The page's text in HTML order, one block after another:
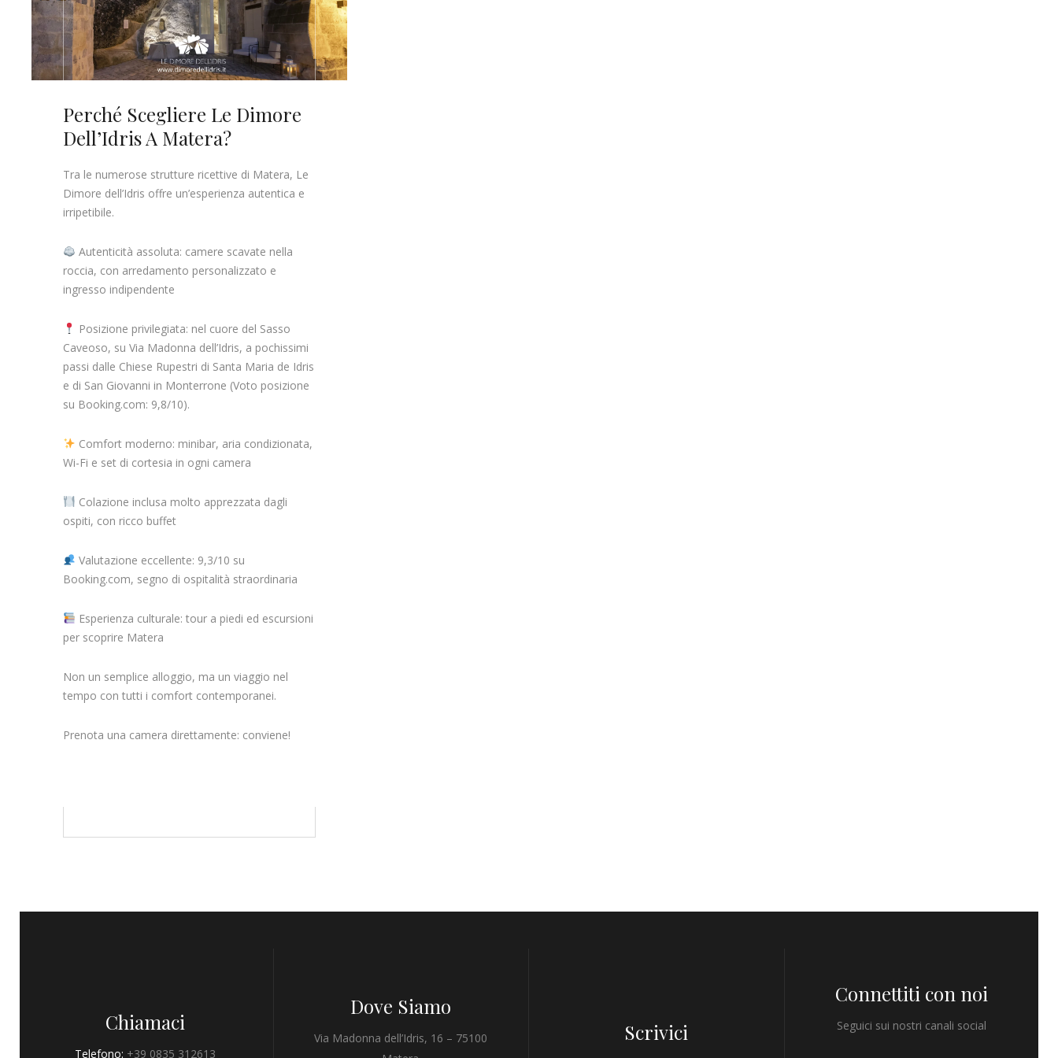
Perché Scegliere Le Dimore
Dell’Idris A Matera?
Tra le numerose strutture ricettive di Matera, Le
Dimore dell’Idris offre un’esperienza autentica e
irripetibile.
Autenticità assoluta: camere scavate nella
roccia, con arredamento personalizzato e
ingresso indipendente
Posizione privilegiata: nel cuore del Sasso
Caveoso, su Via Madonna dell’Idris, a pochissimi
passi dalle Chiese Rupestri di Santa Maria de Idris
e di San Giovanni in Monterrone (Voto posizione
su Booking.com: 9,8/10).
Comfort moderno: minibar, aria condizionata,
Wi-Fi e set di cortesia in ogni camera
Colazione inclusa molto apprezzata dagli
ospiti, con ricco buffet
Valutazione eccellente: 9,3/10 su
Booking.com, segno di ospitalità straordinaria
Esperienza culturale: tour a piedi ed escursioni
per scoprire Matera
Non un semplice alloggio, ma un viaggio nel
tempo con tutti i comfort contemporanei.
Prenota una camera direttamente: conviene!
Chiamaci
Telefono: +39 0835 312613
Dove Siamo
Via Madonna dell’Idris, 16 – 75100
Scrivici
Connettiti con noi
Seguici sui nostri canali social